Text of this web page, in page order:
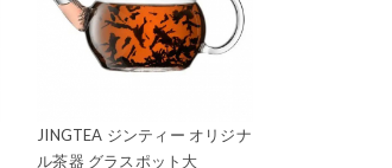
JINGTEA ジンティー オリジナ
ル茶器 グラスポット大